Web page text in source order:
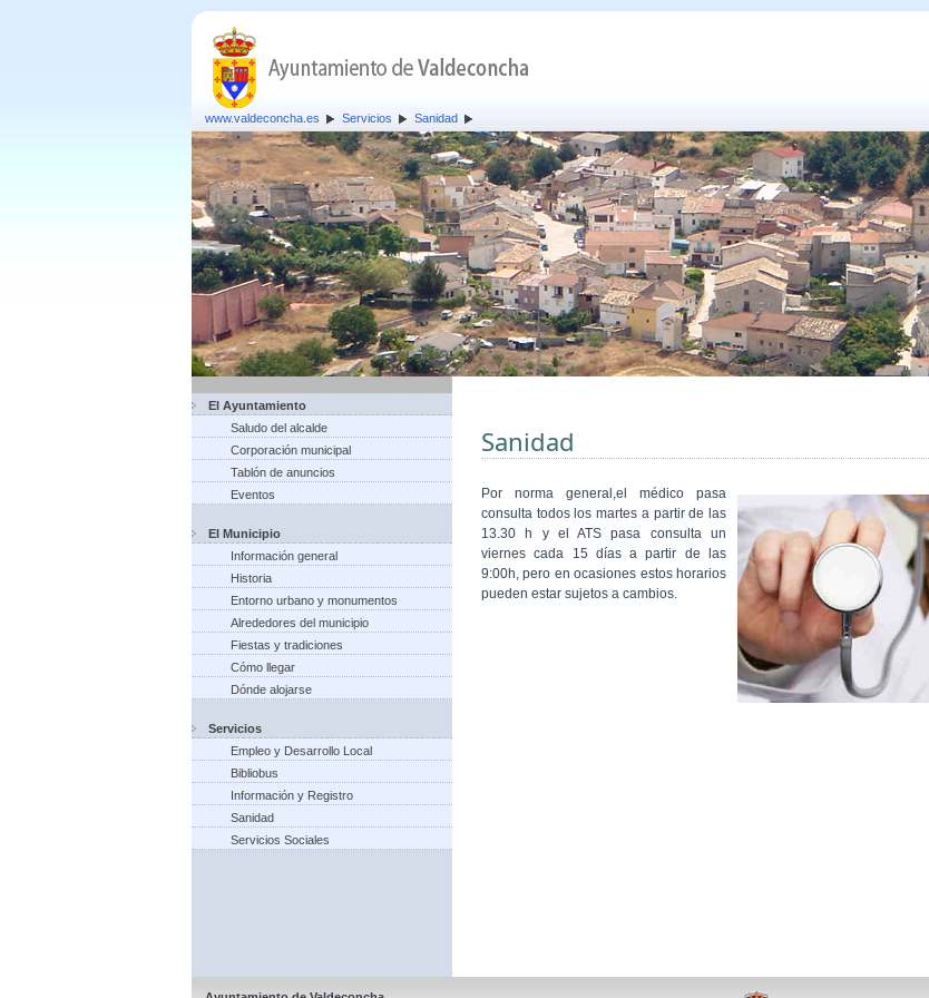
www.valdeconcha.es Servicios Sanidad
El Ayuntamiento
Saludo del alcalde
Corporación municipal
Tablón de anuncios
Eventos
El Municipio
Información general
Historia
Entorno urbano y monumentos
Alrededores del municipio
Fiestas y tradiciones
Cómo llegar
Dónde alojarse
Servicios
Empleo y Desarrollo Local
Bibliobus
Información y Registro
Sanidad
Servicios Sociales
Sanidad
Por norma general,el médico pasa
consulta todos los martes a partir de las
13.30 h y el ATS pasa consulta un
viernes cada 15 días a partir de las
9:00h, pero en ocasiones estos horarios
pueden estar sujetos a cambios.